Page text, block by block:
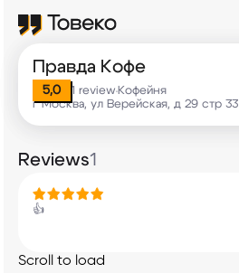
Правда Кофе
5,0 1 review•Кофейня
г Москва, ул Верейская, д 29 стр 33
Reviews1
👍
Scroll to load